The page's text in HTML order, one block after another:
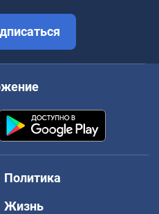
Политика
Жизнь